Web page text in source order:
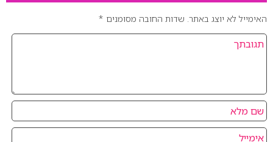
האימייל לא יוצג באתר. שדות החובה מסומנים *